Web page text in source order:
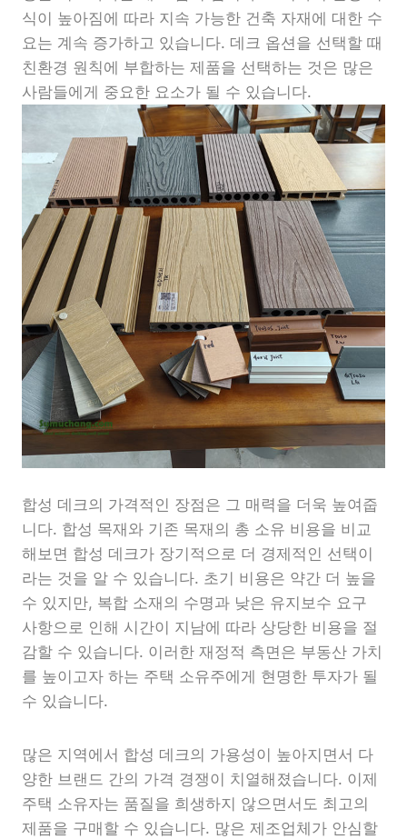
식이 높아짐에 따라 지속 가능한 건축 자재에 대한 수
요는 계속 증가하고 있습니다. 데크 옵션을 선택할 때
친환경 원칙에 부합하는 제품을 선택하는 것은 많은
사람들에게 중요한 요소가 될 수 있습니다.
합성 데크의 가격적인 장점은 그 매력을 더욱 높여줍
니다. 합성 목재와 기존 목재의 총 소유 비용을 비교
해보면 합성 데크가 장기적으로 더 경제적인 선택이
라는 것을 알 수 있습니다. 초기 비용은 약간 더 높을
수 있지만, 복합 소재의 수명과 낮은 유지보수 요구
사항으로 인해 시간이 지남에 따라 상당한 비용을 절
감할 수 있습니다. 이러한 재정적 측면은 부동산 가치
를 높이고자 하는 주택 소유주에게 현명한 투자가 될
수 있습니다.
많은 지역에서 합성 데크의 가용성이 높아지면서 다
양한 브랜드 간의 가격 경쟁이 치열해졌습니다. 이제
주택 소유자는 품질을 희생하지 않으면서도 최고의
제품을 구매할 수 있습니다. 많은 제조업체가 안심할